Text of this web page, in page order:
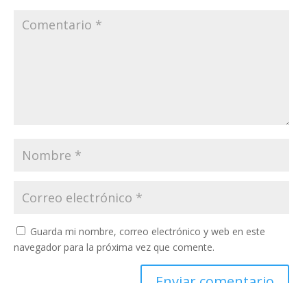
Guarda mi nombre, correo electrónico y web en este
navegador para la próxima vez que comente.